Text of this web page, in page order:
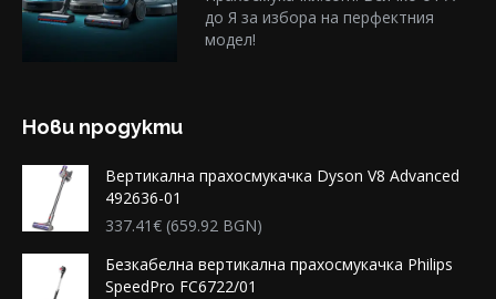
до Я за избора на перфектния
модел!
Нови продукти
Вертикална прахосмукачка Dyson V8 Advanced
492636-01
337.41€ (659.92 BGN)
Безкабелна вертикална прахосмукачка Philips
SpeedPro FC6722/01